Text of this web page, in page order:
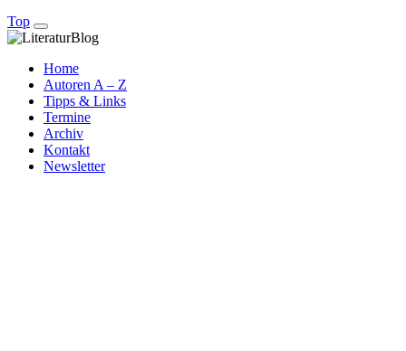
Top
Home
Autoren A – Z
Tipps & Links
Termine
Archiv
Kontakt
Newsletter